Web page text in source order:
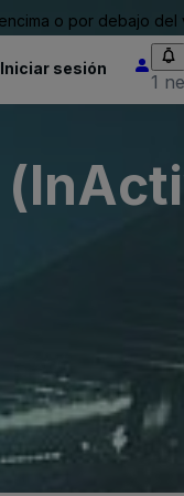
o por debajo del
Iniciar sesión
1